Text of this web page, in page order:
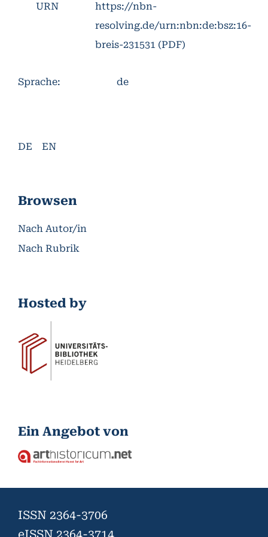
URN
https://nbn-
resolving.de/urn:nbn:de:bsz:16-
breis-231531 (PDF)
Sprache: de
DE EN
Browsen
Nach Autor/in
Nach Rubrik
Hosted by
Ein Angebot von
ISSN 2364-3706